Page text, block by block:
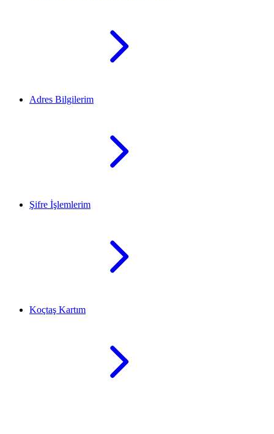
Adres Bilgilerim
Şifre İşlemlerim
Koçtaş Kartım